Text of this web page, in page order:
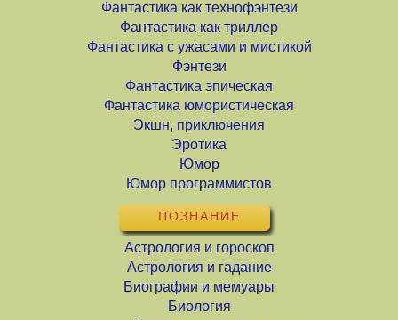
Фантастика как технофэнтези
Фантастика как триллер
Фантастика с ужасами и мистикой
Фэнтези
Фантастика эпическая
Фантастика юмористическая
Экшн, приключения
Эротика
Юмор
Юмор программистов
ПОЗНАНИЕ
Астрология и гороскоп
Астрология и гадание
Биографии и мемуары
Биология